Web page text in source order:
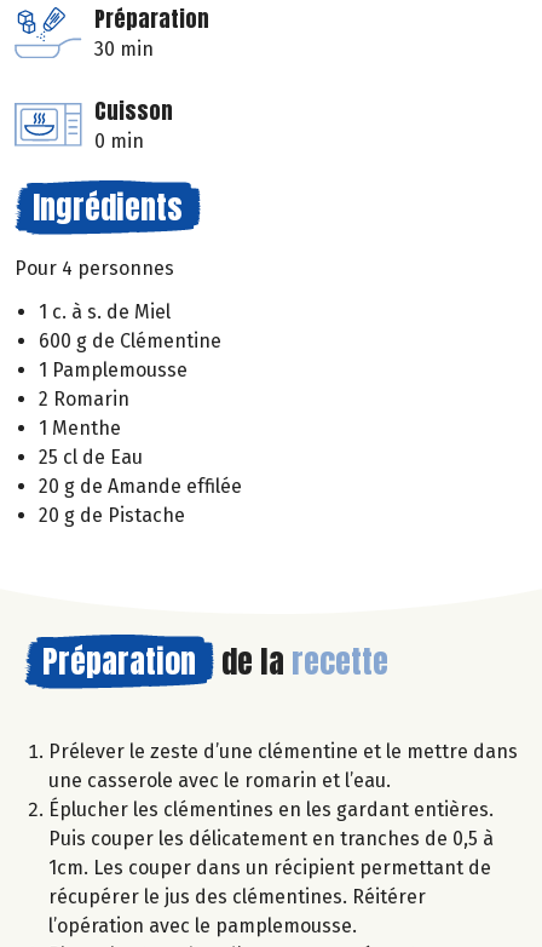
Préparation
30 min
Cuisson
0 min
Ingrédients
Pour 4 personnes
1 c. à s. de Miel
600 g de Clémentine
1 Pamplemousse
2 Romarin
1 Menthe
25 cl de Eau
20 g de Amande effilée
20 g de Pistache
Préparation de la recette
Prélever le zeste d’une clémentine et le mettre dans
une casserole avec le romarin et l’eau.
Éplucher les clémentines en les gardant entières.
Puis couper les délicatement en tranches de 0,5 à
1cm. Les couper dans un récipient permettant de
récupérer le jus des clémentines. Réitérer
l’opération avec le pamplemousse.